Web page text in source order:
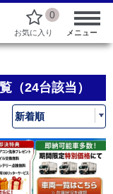
0
お気に入り メニュー
（24台該当）